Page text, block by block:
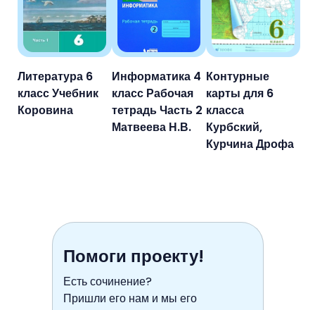
Литература 6
класс Учебник
Коровина
Информатика 4
класс Рабочая
тетрадь Часть 2
Матвеева Н.В.
Контурные
карты для 6
класса
Курбский,
Курчина Дрофа
Помоги проекту!
Есть сочинение?
Пришли его нам и мы его